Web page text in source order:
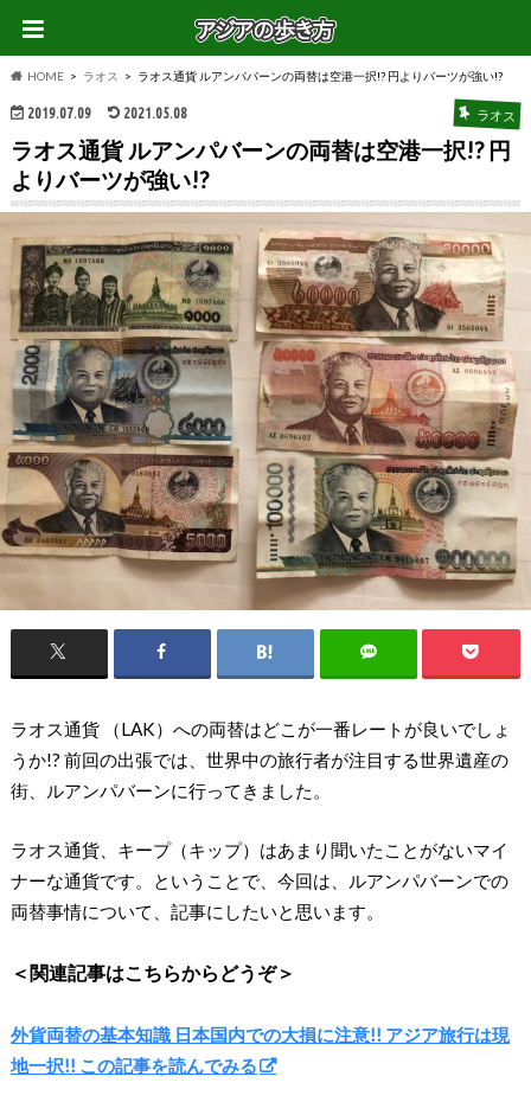
HOME ラオス ラオス通貨 ルアンパバーンの両替は空港一択!? 円よりバーツが強い!?
2019.07.09 2021.05.08 ラオス
ラオス通貨 ルアンパバーンの両替は空港一択!? 円
よりバーツが強い!?
ラオス通貨 （LAK）への両替はどこが一番レートが良いでしょ
うか!? 前回の出張では、世界中の旅行者が注目する世界遺産の
街、ルアンパバーンに行ってきました。
ラオス通貨、キープ（キップ）はあまり聞いたことがないマイ
ナーな通貨です。ということで、今回は、ルアンパバーンでの
両替事情について、記事にしたいと思います。
＜関連記事はこちらからどうぞ＞
外貨両替の基本知識 日本国内での大損に注意!! アジア旅行は現
地一択!! この記事を読んでみる